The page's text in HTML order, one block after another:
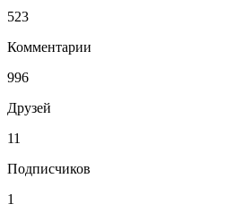
523
Комментарии
996
Друзей
11
Подписчиков
1